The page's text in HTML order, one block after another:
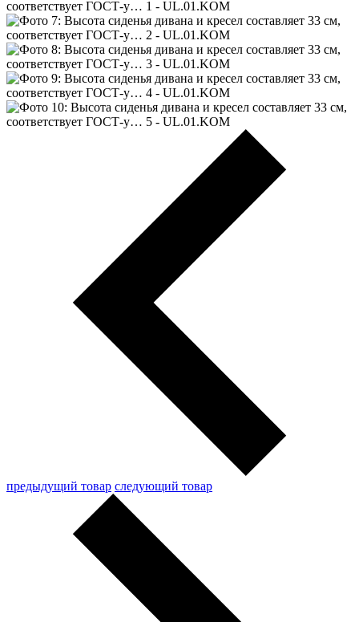
предыдущий товар следующий товар